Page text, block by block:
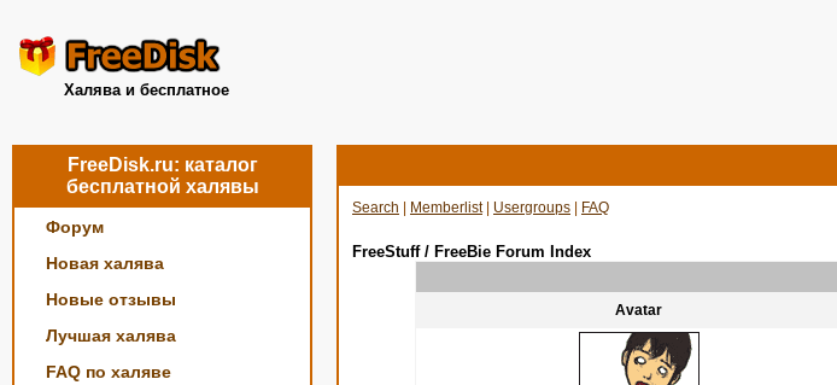
Халява и бесплатное
FreeDisk.ru: каталог
бесплатной халявы
Форум
Новая халява
Новые отзывы
Лучшая халява
FAQ по халяве
Search Memberlist| Usergroups FAQ
FreeStuff / FreeBie Forum Index
Avatar